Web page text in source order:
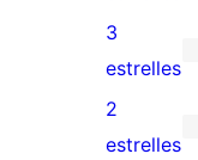
5
estrelles
valoracions
de
4
estrelles
0
valoracions
de
3
estrelles
0
2
estrelles